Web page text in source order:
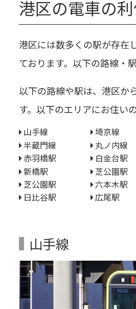
港区の電車の
港区には数多くの駅が存在
ております。以下の路線・
以下の路線や駅は、港区か
す。以下のエリアにお住い
山手線 埼京線
半蔵門線
丸ノ内線
赤羽橋駅
白金台駅
新橋駅
芝公園駅
芝公園駅
六本木駅
日比谷駅
広尾駅
山手線